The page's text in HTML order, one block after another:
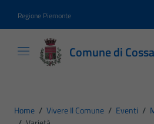
Regione Piemonte
Comune di
Home / Vivere Il Comune / Eventi /